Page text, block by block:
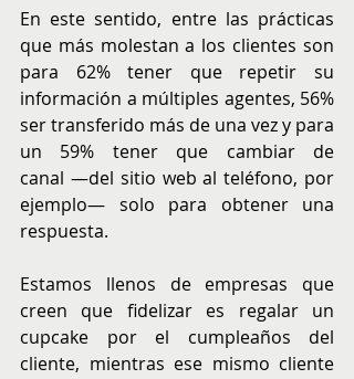
En este sentido, entre las prácticas
que más molestan a los clientes son
para 62% tener que repetir su
información a múltiples agentes, 56%
ser transferido más de una vez y para
un 59% tener que cambiar de
canal —del sitio web al teléfono, por
ejemplo— solo para obtener una
respuesta.
Estamos llenos de empresas que
creen que fidelizar es regalar un
cupcake por el cumpleaños del
cliente, mientras ese mismo cliente